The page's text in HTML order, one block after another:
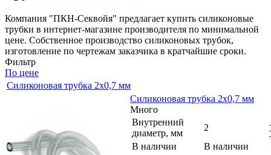
Компания "ПКН-Секвойя" предлагает купить силиконовые
трубки в интернет-магазине производителя по минимальной
цене. Собственное производство силиконовых трубок,
изготовление по чертежам заказчика в кратчайшие сроки.
Фильтр
По цене
Силиконовая трубка 2х0,7 мм
Силиконовая трубка 2х0,7 мм
Много
Внутренний
диаметр, мм
2
В наличии
В наличии